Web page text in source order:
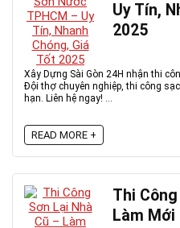
Uy Tín,
2025
Xây Dựng Sài Gòn 24H nhận thi
Đội thợ chuyên nghiệp, thi công
hạn. Liên hệ ngay! ...
READ MORE +
Thi
Làm Mới